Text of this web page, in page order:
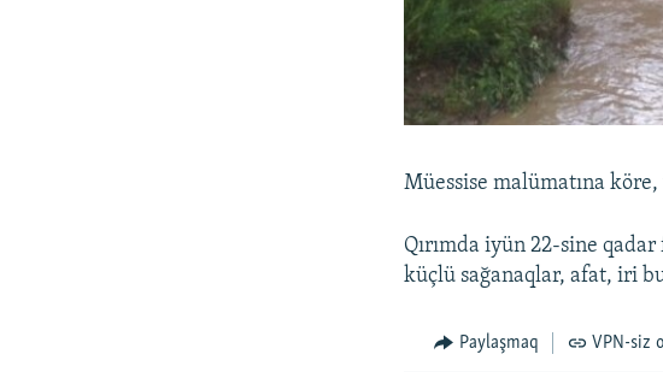
Müessise malümatına
Qırımda iyün 22-sine
küçlü sağanaqlar, afat, iri
Paylaşmaq VPN-siz